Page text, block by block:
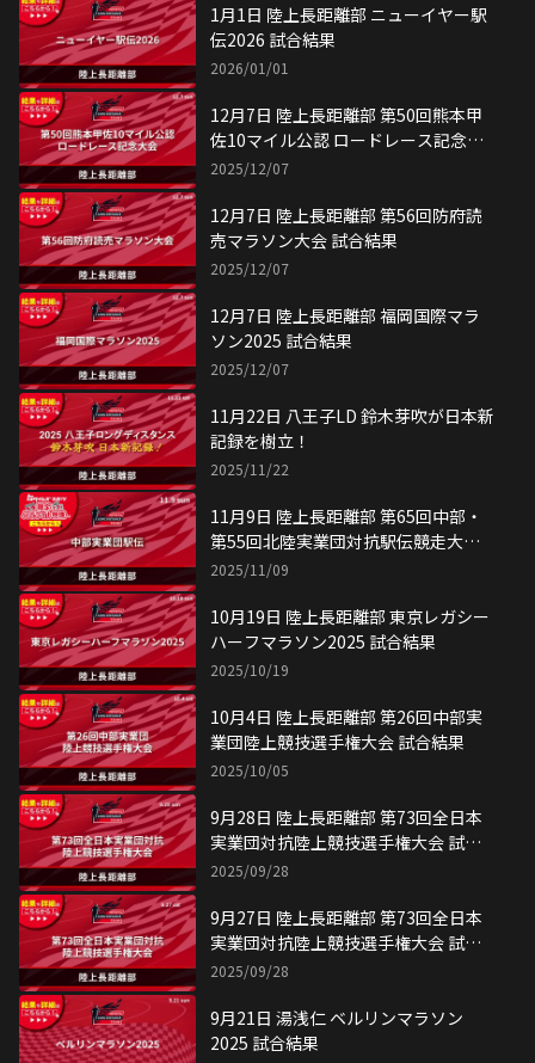
1月1日 陸上長距離部 ニューイヤー駅
伝2026 試合結果
2026/01/01
12月7日 陸上長距離部 第50回熊本甲
佐10マイル公認 ロードレース記念大
会 試合結果
2025/12/07
12月7日 陸上長距離部 第56回防府読
売マラソン大会 試合結果
2025/12/07
12月7日 陸上長距離部 福岡国際マラ
ソン2025 試合結果
2025/12/07
11月22日 八王子LD 鈴木芽吹が日本新
記録を樹立！
2025/11/22
11月9日 陸上長距離部 第65回中部・
第55回北陸実業団対抗駅伝競走大会
試合結果
2025/11/09
10月19日 陸上長距離部 東京レガシー
ハーフマラソン2025 試合結果
2025/10/19
10月4日 陸上長距離部 第26回中部実
業団陸上競技選手権大会 試合結果
2025/10/05
9月28日 陸上長距離部 第73回全日本
実業団対抗陸上競技選手権大会 試合
結果
2025/09/28
9月27日 陸上長距離部 第73回全日本
実業団対抗陸上競技選手権大会 試合
結果
2025/09/28
9月21日 湯浅仁 ベルリンマラソン
2025 試合結果